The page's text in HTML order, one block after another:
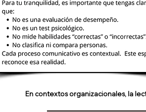
En contextos organizacionales, la